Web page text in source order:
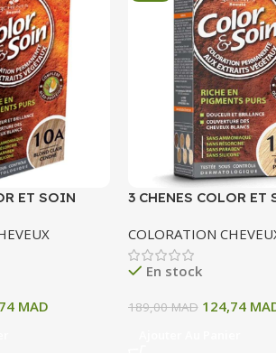
ET SOIN
135 ML
MAD
3 CHENES COLOR ET
N BLOND PATINE 135
COLORATION
En stock
189,00MAD 124,74